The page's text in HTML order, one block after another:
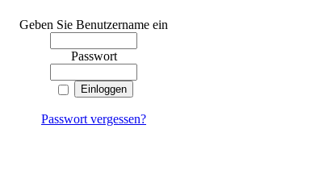
Geben Sie Benutzername ein
Passwort
Passwort vergessen?